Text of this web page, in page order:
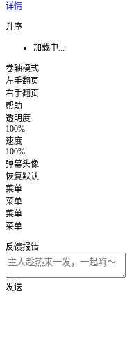
详情
升序
加载中...
卷轴模式
左手翻页
右手翻页
帮助
透明度
100%
速度
100%
弹幕头像
恢复默认
菜单
菜单
菜单
菜单
反馈报错
发送